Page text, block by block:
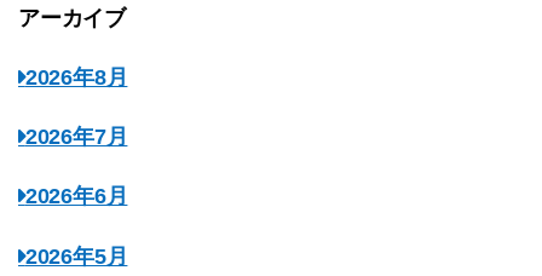
アーカイブ
2026年8月
2026年7月
2026年6月
2026年5月